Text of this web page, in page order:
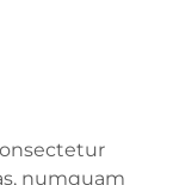
numquam